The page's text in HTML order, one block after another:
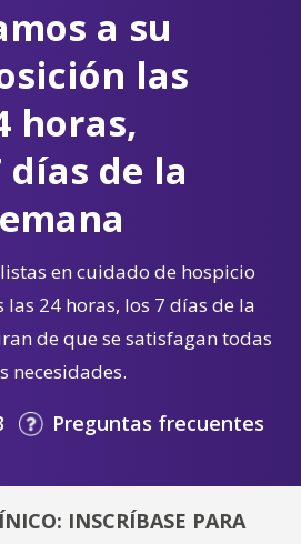
a su
las
horas,
días de la
en cuidado de hospicio
24 horas, los 7 días de la
de que se satisfagan todas
necesidades.
Preguntas frecuentes
INSCRÍBASE PARA